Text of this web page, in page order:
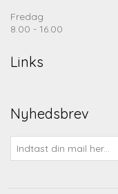
Fredag
8.00 - 16.00
Links
Nyhedsbrev